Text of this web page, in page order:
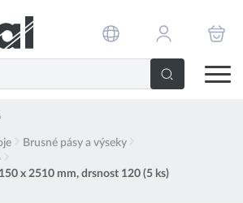
Brusné pásy a výseky
x 2510 mm, drsnost 120 (5 ks)